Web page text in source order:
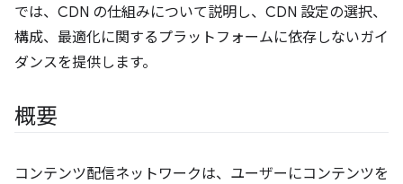
では、CDN の仕組みについて説明し、CDN 設定の選択、
構成、最適化に関するプラットフォームに依存しないガイ
ダンスを提供します。
概要
コンテンツ配信ネットワークは、ユーザーにコンテンツを